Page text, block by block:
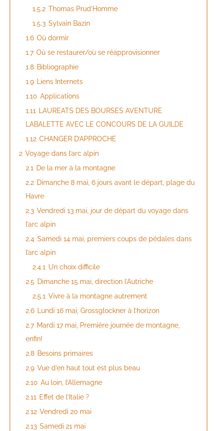
1.5.2 Thomas Prud’Homme
1.5.3 Sylvain Bazin
1.6 Où dormir
1.7 Où se restaurer/où se réapprovisionner
1.8 Bibliographie
1.9 Liens Internets
1.10 Applications
1.11 LAUREATS DES BOURSES AVENTURE
LABALETTE AVEC LE CONCOURS DE LA GUILDE
1.12 CHANGER D’APPROCHE
2 Voyage dans l’arc alpin
2.1 De la mer à la montagne
2.2 Dimanche 8 mai, 6 jours avant le départ, plage du
Havre
2.3 Vendredi 13 mai, jour de départ du voyage dans
l’arc alpin
2.4 Samedi 14 mai, premiers coups de pédales dans
l’arc alpin
2.4.1 Un choix difficile
2.5 Dimanche 15 mai, direction l’Autriche
2.5.1 Vivre à la montagne autrement
2.6 Lundi 16 mai, Grossglockner à l’horizon
2.7 Mardi 17 mai, Première journée de montagne,
enfin!
2.8 Besoins primaires
2.9 Vue d’en haut tout est plus beau
2.10 Au loin, l’Allemagne
2.11 Effet de l’Italie ?
2.12 Vendredi 20 mai
2.13 Samedi 21 mai